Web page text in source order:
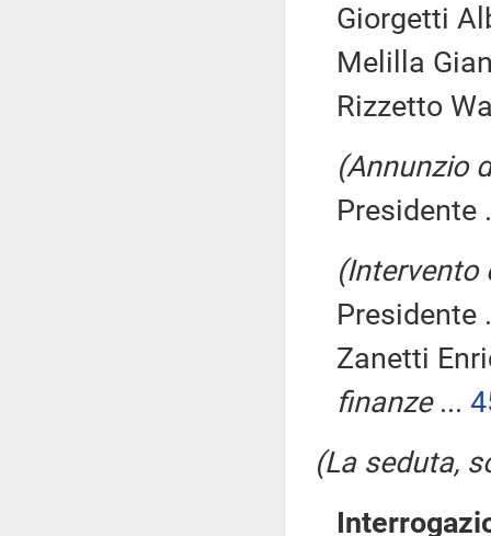
Giorgetti
Melilla
Rizzetto
(Annunzio
Presidente
(Intervento
Presidente
Zanetti
finanze ...
(La seduta,